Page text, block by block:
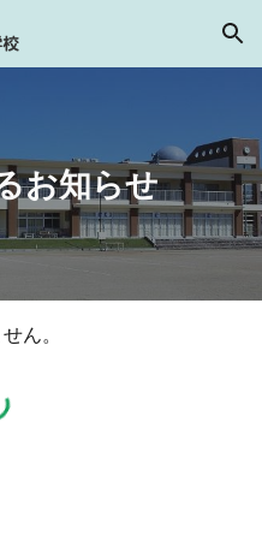
Skip to navigation
お知らせ
ん。